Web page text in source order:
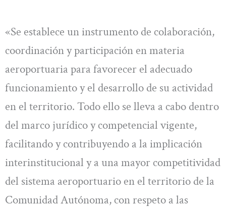
«Se establece un instrumento de colaboración,
coordinación y participación en materia
aeroportuaria para favorecer el adecuado
funcionamiento y el desarrollo de su actividad
en el territorio. Todo ello se lleva a cabo dentro
del marco jurídico y competencial vigente,
facilitando y contribuyendo a la implicación
interinstitucional y a una mayor competitividad
del sistema aeroportuario en el territorio de la
Comunidad Autónoma, con respeto a las